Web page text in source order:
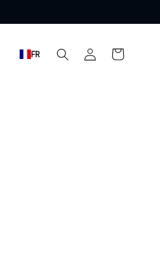
FR
connecter
Panier
d'achat